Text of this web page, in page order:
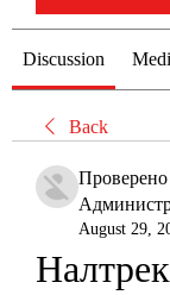
Discussion
Back
Проверено
August 29,